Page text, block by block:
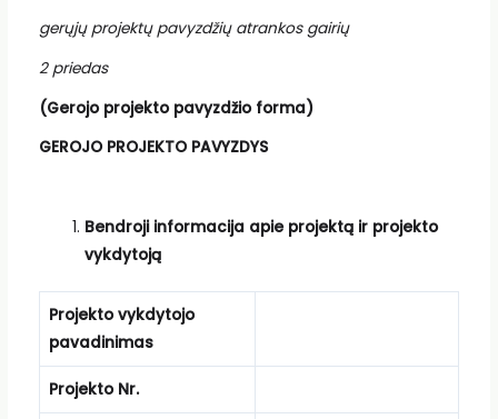
gerųjų projektų pavyzdžių atrankos gairių
2 priedas
(Gerojo projekto pavyzdžio forma)
GEROJO PROJEKTO PAVYZDYS
Bendroji informacija apie projektą ir projekto
vykdytoją
Projekto vykdytojo
pavadinimas
Projekto Nr.